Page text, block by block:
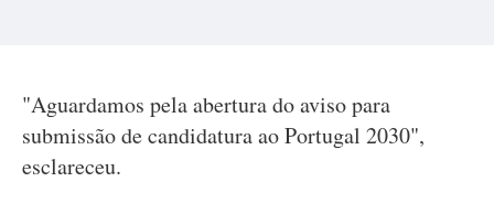
"Aguardamos pela abertura do aviso para
submissão de candidatura ao Portugal 2030",
esclareceu.